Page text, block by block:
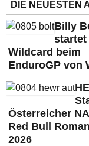
DIE NEUESTEN
Billy
startet
Wildcard beim
EnduroGP von
Österreicher
Red Bull
2026